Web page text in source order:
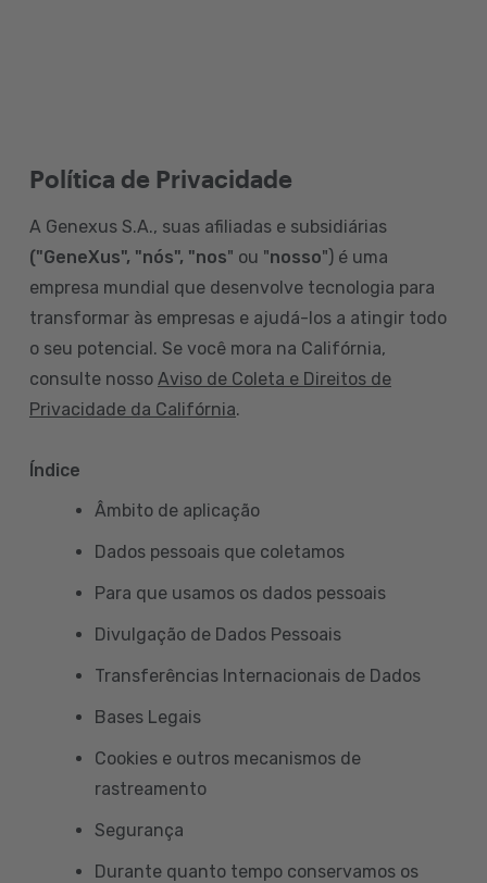
Política de Privacidade
A Genexus S.A., suas afiliadas e subsidiárias
("GeneXus", "nós", "nos" ou "nosso") é uma
empresa mundial que desenvolve tecnologia para
transformar às empresas e ajudá-los a atingir todo
o seu potencial. Se você mora na Califórnia,
consulte nosso Aviso de Coleta e Direitos de
Privacidade da Califórnia.
Índice
Âmbito de aplicação
Dados pessoais que coletamos
Para que usamos os dados pessoais
Divulgação de Dados Pessoais
Transferências Internacionais de Dados
Bases Legais
Cookies e outros mecanismos de
rastreamento
Segurança
Durante quanto tempo conservamos os